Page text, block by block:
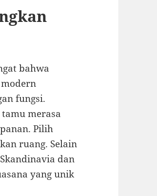
bahwa
fungsi.
merasa
Pilih
ruang. Selain
dan
yang unik